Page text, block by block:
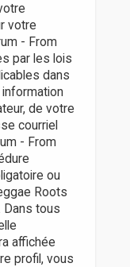
votre
- From
par les lois
dans
de votre
courriel
- From
ou
Roots
Dans tous
affichée
profil, vous